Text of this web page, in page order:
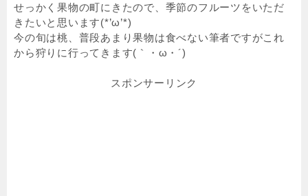
せっかく果物の町にきたので、季節のフルーツをいただ
きたいと思います(*’ω’*)
今の旬は桃、普段あまり果物は食べない筆者ですがこれ
から狩りに行ってきます(｀・ω・´)
スポンサーリンク